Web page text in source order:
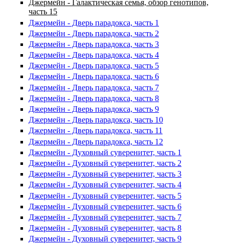
Джермейн - Галактическая семья, обзор генотипов,
часть 15
Джермейн - Дверь парадокса, часть 1
Джермейн - Дверь парадокса, часть 2
Джермейн - Дверь парадокса, часть 3
Джермейн - Дверь парадокса, часть 4
Джермейн - Дверь парадокса, часть 5
Джермейн - Дверь парадокса, часть 6
Джермейн - Дверь парадокса, часть 7
Джермейн - Дверь парадокса, часть 8
Джермейн - Дверь парадокса, часть 9
Джермейн - Дверь парадокса, часть 10
Джермейн - Дверь парадокса, часть 11
Джермейн - Дверь парадокса, часть 12
Джермейн - Духовный суверенитет, часть 1
Джермейн - Духовный суверенитет, часть 2
Джермейн - Духовный суверенитет, часть 3
Джермейн - Духовный суверенитет, часть 4
Джермейн - Духовный суверенитет, часть 5
Джермейн - Духовный суверенитет, часть 6
Джермейн - Духовный суверенитет, часть 7
Джермейн - Духовный суверенитет, часть 8
Джермейн - Духовный суверенитет, часть 9